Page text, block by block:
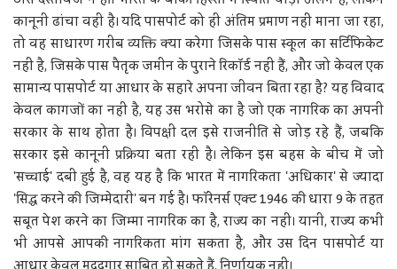
कानूनी ढांचा वही है। यदि पासपोर्ट को ही अंतिम प्रमाण नहीं माना जा रहा,
तो वह साधारण गरीब व्यक्ति क्या करेगा जिसके पास स्कूल का सर्टिफिकेट
नहीं है, जिसके पास पैतृक जमीन के पुराने रिकॉर्ड नहीं हैं, और जो केवल एक
सामान्य पासपोर्ट या आधार के सहारे अपना जीवन बिता रहा है? यह विवाद
केवल कागजों का नहीं है, यह उस भरोसे का है जो एक नागरिक का अपनी
सरकार के साथ होता है। विपक्षी दल इसे राजनीति से जोड़ रहे हैं, जबकि
सरकार इसे कानूनी प्रक्रिया बता रही है। लेकिन इस बहस के बीच में जो
'सच्चाई' दबी हुई है, वह यह है कि भारत में नागरिकता 'अधिकार' से ज्यादा
'सिद्ध करने की जिम्मेदारी' बन गई है। फॉरेनर्स एक्ट 1946 की धारा 9 के तहत
सबूत पेश करने का जिम्मा नागरिक का है, राज्य का नहीं। यानी, राज्य कभी
भी आपसे आपकी नागरिकता मांग सकता है, और उस दिन पासपोर्ट या